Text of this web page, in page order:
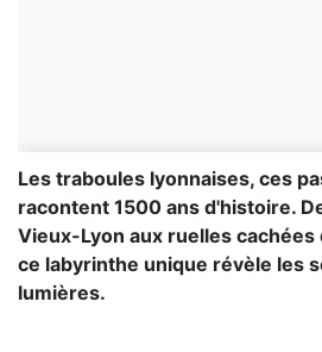
Les traboules lyonnaises, ces
racontent 1500 ans d'histoire.
Vieux-Lyon aux ruelles cachées
ce labyrinthe unique révèle les
lumières.